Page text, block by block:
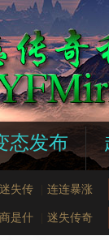
态发布
失传 连连暴涨
是什 迷失传奇